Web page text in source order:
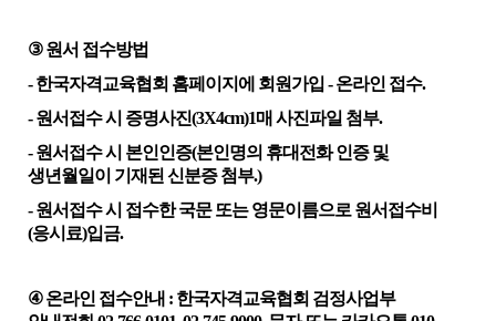
③ 원서 접수방법
-한국자격교육협회 홈페이지에 회원가입 -온라인 접수.
-원서접수 시 증명사진(3X4cm)1매 사진파일 첨부.
-원서접수 시 본인인증(본인명의 휴대전화 인증 및
생년월일이 기재된 신분증 첨부.)
-원서접수 시 접수한 국문 또는 영문이름으로 원서접수비
(응시료)입금.
④ 온라인 접수안내 : 한국자격교육협회 검정사업부